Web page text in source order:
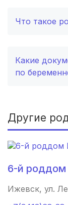
Что такое
Какие
по
Другие
6-й
Ижевск, ул.
Тетюши
Глазов (1